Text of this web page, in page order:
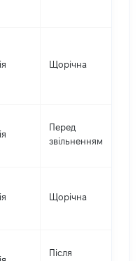
Щорічна
Перед
звільненням
Щорічна
Після